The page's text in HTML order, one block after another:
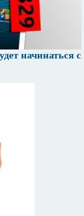
начинаться с